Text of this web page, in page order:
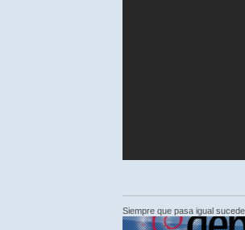
Siempre que pasa igual